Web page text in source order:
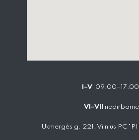
I–V 09:00–17:00
VI–VII nedirbame
Ukmergės g. 221, Vilnius PC